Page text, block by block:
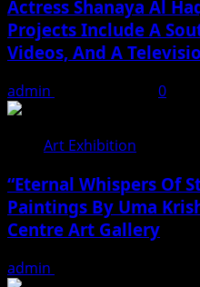
Actress Shanaya Al
Projects Include A
Videos, And A
admin 0
Art Exhibition
“Eternal Whispers Of
Paintings By Uma
Centre Art Gallery
admin